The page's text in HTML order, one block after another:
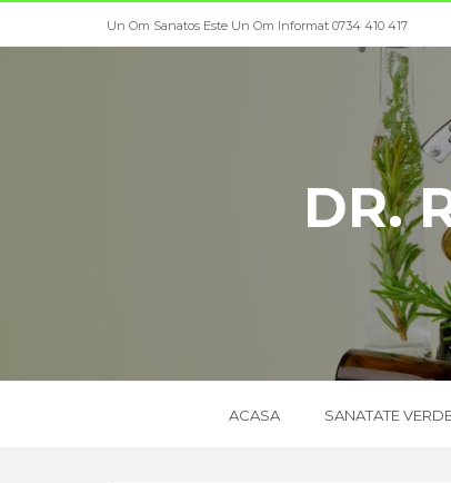
Un Om Sanatos Este Un Om Informat 0734 410 417
DR.
ACASA SANATATE